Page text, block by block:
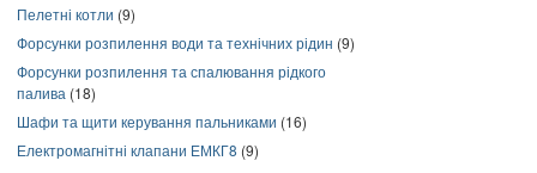
Пелетні котли (9)
Форсунки розпилення води та технічних рідин (9)
Форсунки розпилення та спалювання рідкого
палива (18)
Шафи та щити керування пальниками (16)
Електромагнітні клапани ЕМКГ8 (9)